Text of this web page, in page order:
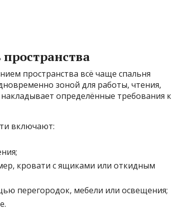
пространства всё чаще спальня
зоной для работы, чтения,
определённые требования к
включают:
кровати с ящиками или откидным
перегородок, мебели или освещения;